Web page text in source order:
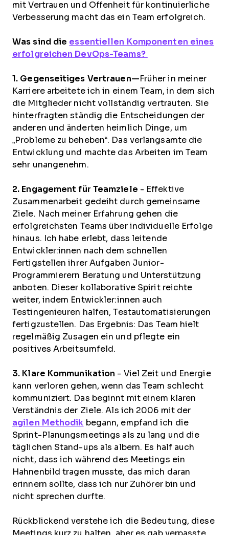
mit Vertrauen und Offenheit für kontinuierliche
Verbesserung macht das ein Team erfolgreich.
Was sind die essentiellen Komponenten eines
erfolgreichen DevOps-Teams?
1. Gegenseitiges Vertrauen— Früher in meiner
Karriere arbeitete ich in einem Team, in dem sich
die Mitglieder nicht vollständig vertrauten. Sie
hinterfragten ständig die Entscheidungen der
anderen und änderten heimlich Dinge, um
„Probleme zu beheben“. Das verlangsamte die
Entwicklung und machte das Arbeiten im Team
sehr unangenehm.
2. Engagement für Teamziele - Effektive
Zusammenarbeit gedeiht durch gemeinsame
Ziele. Nach meiner Erfahrung gehen die
erfolgreichsten Teams über individuelle Erfolge
hinaus. Ich habe erlebt, dass leitende
Entwickler:innen nach dem schnellen
Fertigstellen ihrer Aufgaben Junior-
Programmierern Beratung und Unterstützung
anboten. Dieser kollaborative Spirit reichte
weiter, indem Entwickler:innen auch
Testingenieuren halfen, Testautomatisierungen
fertigzustellen. Das Ergebnis: Das Team hielt
regelmäßig Zusagen ein und pflegte ein
positives Arbeitsumfeld.
3. Klare Kommunikation - Viel Zeit und Energie
kann verloren gehen, wenn das Team schlecht
kommuniziert. Das beginnt mit einem klaren
Verständnis der Ziele. Als ich 2006 mit der
agilen Methodik begann, empfand ich die
Sprint-Planungsmeetings als zu lang und die
täglichen Stand-ups als albern. Es half auch
nicht, dass ich während des Meetings ein
Hahnenbild tragen musste, das mich daran
erinnern sollte, dass ich nur Zuhörer bin und
nicht sprechen durfte.
Rückblickend verstehe ich die Bedeutung, diese